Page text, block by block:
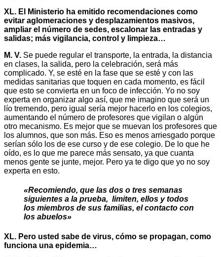
XL. El Ministerio ha emitido recomendaciones como
evitar aglomeraciones y desplazamientos masivos,
ampliar el número de sedes, escalonar las entradas y
salidas; más vigilancia, control y limpieza…
M. V. Se puede regular el transporte, la entrada, la distancia
en clases, la salida, pero la celebración, será más
complicado. Y, se esté en la fase que se esté y con las
medidas sanitarias que toquen en cada momento, es fácil
que esto se convierta en un foco de infección. Yo no soy
experta en organizar algo así, que me imagino que será un
lío tremendo, pero igual sería mejor hacerlo en los colegios,
aumentando el número de profesores que vigilan o algún
otro mecanismo. Es mejor que se muevan los profesores que
los alumnos, que son más. Eso es menos arriesgado porque
serían sólo los de ese curso y de ese colegio. De lo que he
oído, es lo que me parece más sensato, ya que cuanta
menos gente se junte, mejor. Pero ya te digo que yo no soy
experta en esto.
«Recomiendo, que las dos o tres semanas
siguientes a la prueba, limiten, ellos y todos
los miembros de sus familias, el contacto con
los abuelos»
XL. Pero usted sabe de virus, cómo se propagan, como
funciona una epidemia…